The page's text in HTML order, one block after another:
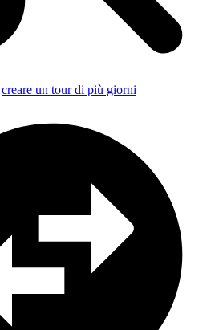
creare un tour di più giorni